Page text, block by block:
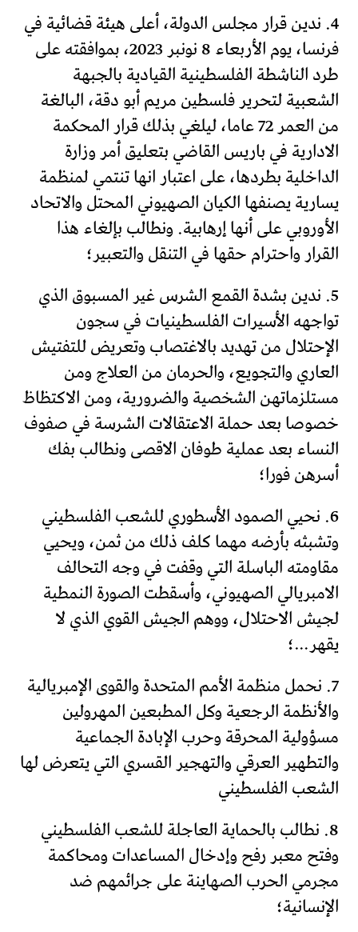
4. ندين قرار مجلس الدولة، أعلى هيئة قضائية في
فرنسا، يوم الأربعاء 8 نونبر 2023، بموافقته على
طرد الناشطة الفلسطينية القيادية بالجبهة
الشعبية لتحرير فلسطين مريم أبو دقة، البالغة
من العمر 72 عاما، ليلغي بذلك قرار المحكمة
الادارية في باريس القاضي بتعليق أمر وزارة
الداخلية بطردها، على اعتبار انها تنتمي لمنظمة
يسارية يصنفها الكيان الصهيوني المحتل والاتحاد
الأوروبي على أنها إرهابية. ونطالب بإلغاء هذا
القرار واحترام حقها في التنقل والتعبير؛
5. ندين بشدة القمع الشرس غير المسبوق الذي
تواجهه الأسيرات الفلسطينيات في سجون
الإحتلال من تهديد بالاغتصاب وتعريض للتفتيش
العاري والتجويع، والحرمان من العلاج ومن
مستلزماتهن الشخصية والضرورية، ومن الاكتظاظ
خصوصا بعد حملة الاعتقالات الشرسة في صفوف
النساء بعد عملية طوفان الاقصى ونطالب بفك
أسرهن فورا؛
6. نحيي الصمود الأسطوري للشعب الفلسطيني
وتشبثه بأرضه مهما كلف ذلك من ثمن، ويحيي
مقاومته الباسلة التي وقفت في وجه التحالف
الامبريالي الصهيوني، وأسقطت الصورة النمطية
لجيش الاحتلال، ووهم الجيش القوي الذي لا
يقهر…؛
7. نحمل منظمة الأمم المتحدة والقوى الإمبريالية
والأنظمة الرجعية وكل المطبعين المهرولين
مسؤولية المحرقة وحرب الإبادة الجماعية
والتطهير العرقي والتهجير القسري التي يتعرض لها
الشعب الفلسطيني
8. نطالب بالحماية العاجلة للشعب الفلسطيني
وفتح معبر رفح وإدخال المساعدات ومحاكمة
مجرمي الحرب الصهاينة على جرائمهم ضد
الإنسانية؛